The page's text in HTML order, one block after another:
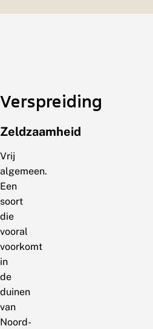
Verspreiding
Zeldzaamheid
Vrij
algemeen.
Een
soort
die
vooral
voorkomt
in
de
duinen
van
Noord-